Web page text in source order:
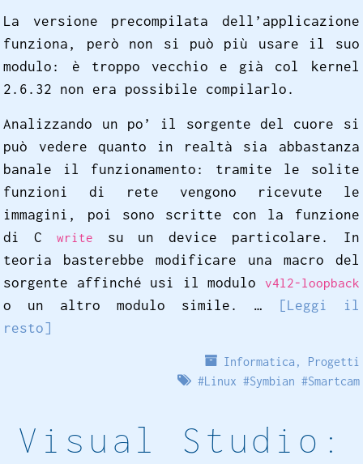
La versione precompilata dell’applicazione
funziona, però non si può più usare il suo
modulo: è troppo vecchio e già col kernel
2.6.32 non era possibile compilarlo.
Analizzando un po’ il sorgente del cuore si
può vedere quanto in realtà sia abbastanza
banale il funzionamento: tramite le solite
funzioni di rete vengono ricevute le
immagini, poi sono scritte con la funzione
di C write
su un device particolare. In
teoria basterebbe modificare una macro del
sorgente affinché usi il modulo v4l2-loopback
o un altro modulo simile. …
[Leggi il
resto]
Informatica , Progetti
#Linux #Symbian #Smartcam
Visual Studio: